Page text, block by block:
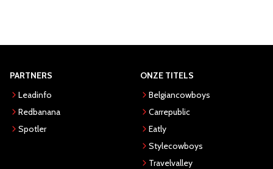
PARTNERS
Leadinfo
Redbanana
Spotler
ONZE TITELS
Belgiancowboys
Carrepublic
Eatly
Stylecowboys
Travelvalley